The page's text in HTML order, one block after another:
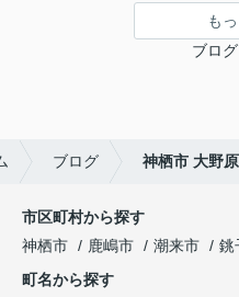
も
ブロ
ブログ 神栖市 大野
市区町村から探す
神栖市
鹿嶋市 潮来市 銚
町名から探す